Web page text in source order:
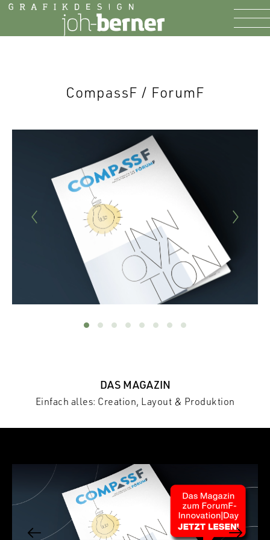
CompassF / ForumF
DAS MAGAZIN
Einfach alles: Creation, Layout & Produktion